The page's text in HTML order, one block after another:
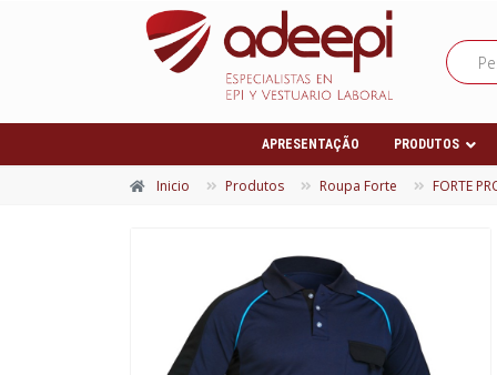
APRESENTAÇÃO PRODUTOS
Inicio Produtos Roupa Forte FORTE